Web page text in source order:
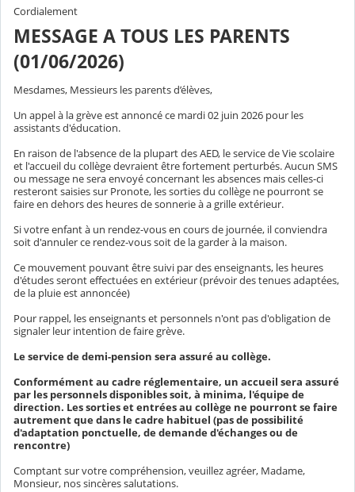
Cordialement
MESSAGE A TOUS LES PARENTS
(01/06/2026)
Mesdames, Messieurs les parents d’élèves,
Un appel à la grève est annoncéce mardi 02 juin 2026 pour les
assistants d'éducation.
En raison de l'absence de la plupart des AED, le service de Vie scolaire
et l'accueil du collège devraient être fortement perturbés. Aucun SMS
ou message ne sera envoyé concernant les absences mais celles-ci
resteront saisies sur Pronote, les sorties du collège ne pourront se
faire en dehors des heures de sonnerie à a grille extérieur.
Si votre enfant à un rendez-vous en cours de journée, il conviendra
soit d'annuler ce rendez-vous soit de la garder à la maison.
Ce mouvement pouvant être suivi par des enseignants, les heures
d'études seront effectuées en extérieur (prévoir des tenues adaptées,
de la pluie est annoncée)
Pour rappel, les enseignants et personnels n'ont pas d'obligation de
signaler leur intention de faire grève.
Le service de demi-pension sera assuré au collège.
Conformément au cadre réglementaire, un accueil sera assuré
par les personnels disponibles soit, à minima, l'équipe de
direction. Les sorties et entrées au collège ne pourront se faire
autrement que dans le cadre habituel (pas de possibilité
d'adaptation ponctuelle, de demande d'échanges ou de
rencontre)
Comptant sur votre compréhension, veuillez agréer, Madame,
Monsieur, nos sincères salutations.